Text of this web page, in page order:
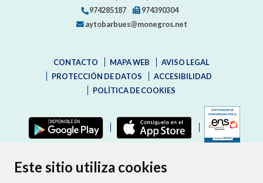
Este sitio utiliza cookies
974285187
974390304
aytobarbues@monegros.net
CONTACTO MAPA WEB
AVISO LEGAL
PROTECCIÓN DE DATOS
ACCESIBILIDAD
POLÍTICA DE COOKIES